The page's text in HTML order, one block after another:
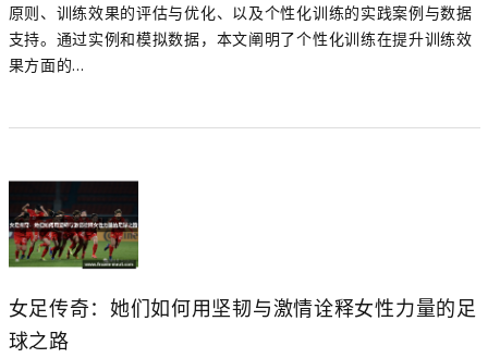
原则、训练效果的评估与优化、以及个性化训练的实践案例与数据
支持。通过实例和模拟数据，本文阐明了个性化训练在提升训练效
果方面的...
女足传奇：她们如何用坚韧与激情诠释女性力量的足
球之路